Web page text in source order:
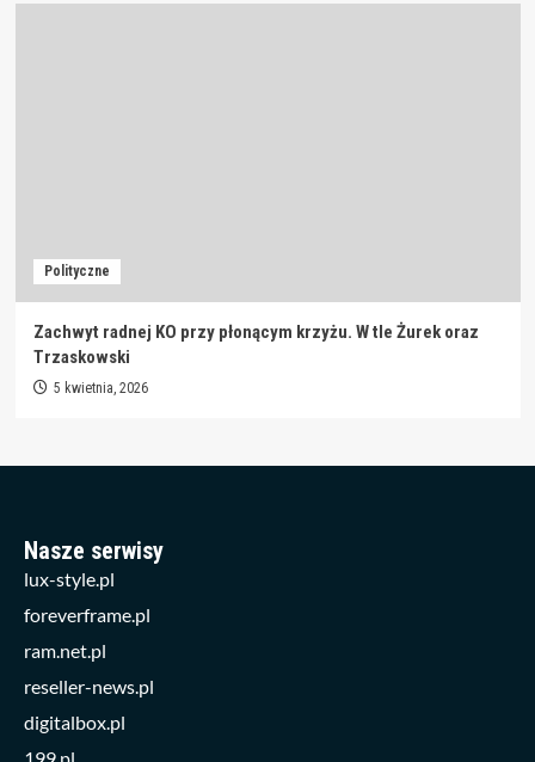
Polityczne
Zachwyt radnej KO przy płonącym krzyżu. W tle Żurek oraz
Trzaskowski
5 kwietnia, 2026
Nasze serwisy
lux-style.pl
foreverframe.pl
ram.net.pl
reseller-news.pl
digitalbox.pl